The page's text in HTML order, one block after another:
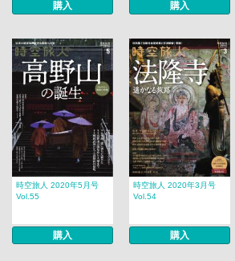
購入 購入
時空旅人 2020年5月号
Vol.55
購入
時空旅人 2020年3月号
Vol.54
購入